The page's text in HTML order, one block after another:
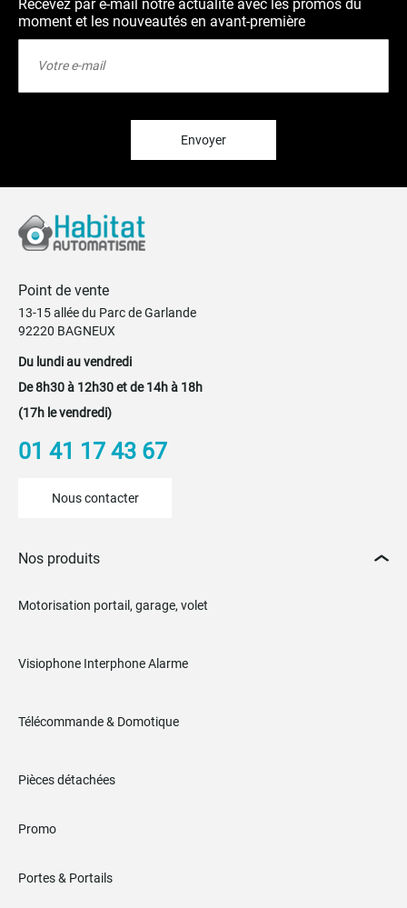
Recevez par e-mail notre actualité avec les promos du
moment et les nouveautés en avant-première
Envoyer
Point de vente
13-15 allée du Parc de Garlande
92220 BAGNEUX
Du lundi au vendredi
De 8h30 à 12h30 et de 14h à 18h
(17h le vendredi)
01 41 17 43 67
Nous contacter
Nos produits
Motorisation portail, garage, volet
Visiophone Interphone Alarme
Télécommande & Domotique
Pièces détachées
Promo
Portes & Portails